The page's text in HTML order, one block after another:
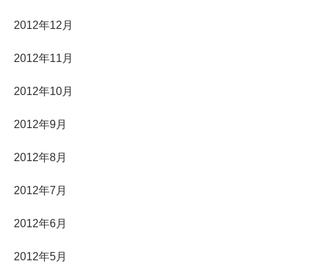
2012年12月
2012年11月
2012年10月
2012年9月
2012年8月
2012年7月
2012年6月
2012年5月